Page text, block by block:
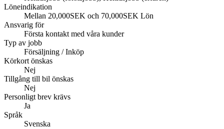
Löneindikation
Mellan 20,000SEK och 70,000SEK Lön
Ansvarig för
Första kontakt med våra kunder
Typ av jobb
Försäljning / Inköp
Körkort önskas
Nej
Tillgång till bil önskas
Nej
Personligt brev krävs
Ja
Språk
Svenska